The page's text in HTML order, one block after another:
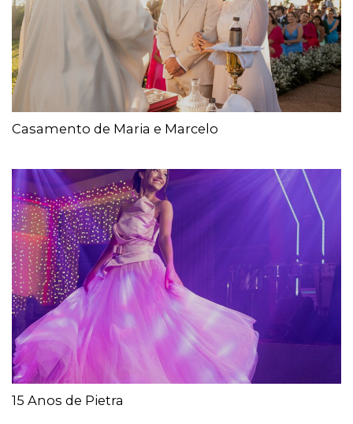
Casamento de Maria e Marcelo
15 Anos de Pietra